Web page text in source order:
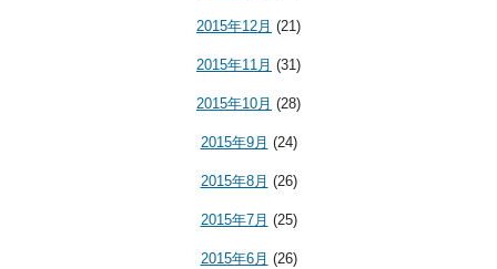
2015年12月 (21)
2015年11月 (31)
2015年10月 (28)
2015年9月 (24)
2015年8月 (26)
2015年7月 (25)
2015年6月 (26)